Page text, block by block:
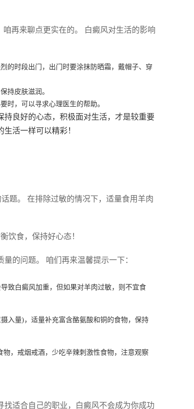
再来聊点更实在的。 白癜风对生活的影响
的时段出门，出门时要涂抹防晒霜，戴帽子、穿
持皮肤滋润。
时，可以寻求心理医生的帮助。
良好的心态，积极面对生活，才是较重要
活一样可以精彩！
题。 在排除过敏的情况下，适量食用羊肉
饮食，保持好心态！
的问题。 咱们再来温馨提示一下：
致白癜风加重，但如果对羊肉过敏，则不宜食
入量)，适量补充富含酪氨酸和铜的食物，保持
，戒烟戒酒，少吃辛辣刺激性食物，注意观察
适合自己的职业，白癜风不会成为你成功